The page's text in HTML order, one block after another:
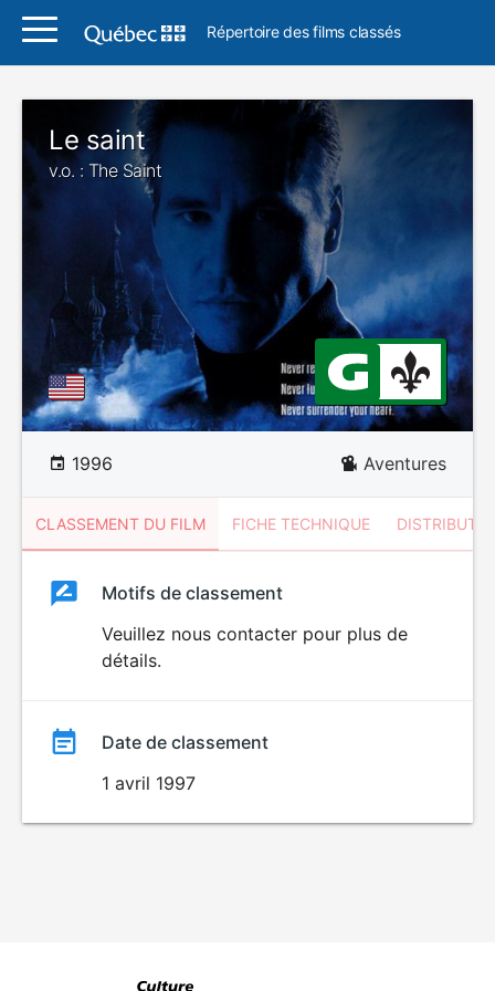
Répertoire des films classés
Le saint
v.o. : The Saint
1996 Aventures
CLASSEMENT DU FILM FICHE TECHNIQUE
ClassementClassement
Motifs de classement
Veuillez nous contacter pour plus de
détails.
Date de classement
1 avril 1997